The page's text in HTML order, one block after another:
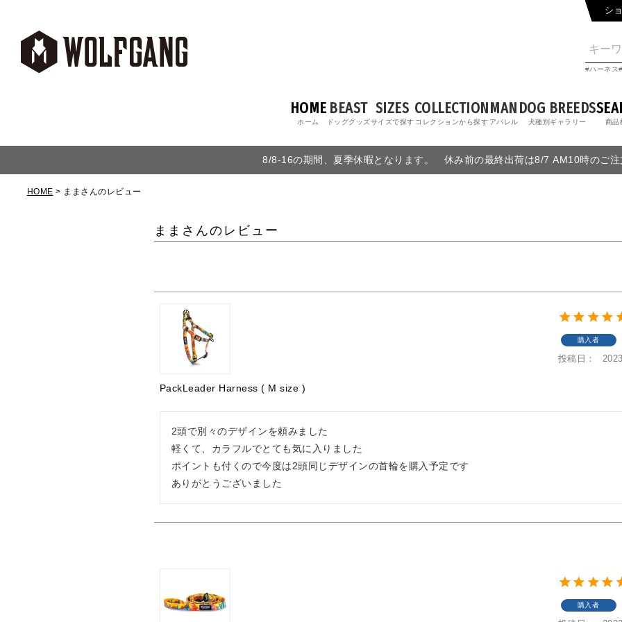
シ
ハーネス
HOME
ホーム
BEAST
ドッググッズ
SIZES
サイズで探す
COLLECTION
コレクションから探す
MAN
アパレル
DOG BREEDS
犬種別ギャラリー 商品
8/8-16の期間、夏季休暇となります。 休み前の最終出荷は8/7 AM10時のご注
HOME ままさんのレビュー
ままさんのレビュー
PackLeader Harness ( M size )
購入者
投稿日
2頭で別々のデザインを頼みました
軽くて、カラフルでとても気に入りました
ポイントも付くので今度は2頭同じデザインの首輪を購入予定です
ありがとうございました
購入者